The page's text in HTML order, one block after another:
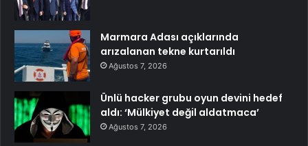
Marmara Adası açıklarında
arızalanan tekne kurtarıldı
Ağustos 7, 2026
Ünlü hacker grubu oyun devini hedef
aldı: ‘Mülkiyet değil aldatmaca’
Ağustos 7, 2026